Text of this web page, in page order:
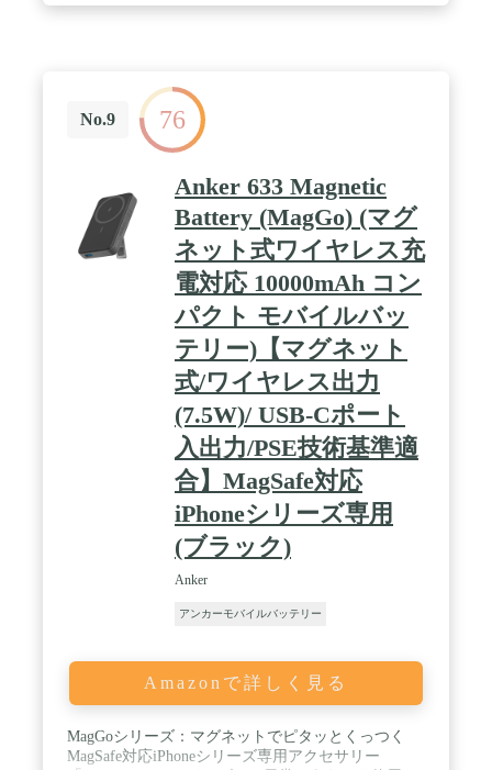
体への充電が可能。スマホなどに充電器として使用
しつつモバイルバッテリーにも充電されるため、充
電忘れの心配がありません。※お使いのデバイスへ
の充電が優先され、充電が完了次第バッテリー本体
への充電が開始します / パッケージ内容：Anker
Power Bank (30W, Fusion, Built-In USB-C ケーブル)
、取扱説明書、カスタマーサポート
No.9 76
Anker 633 Magnetic
Battery (MagGo) (マグ
ネット式ワイヤレス充
電対応 10000mAh コン
パクト モバイルバッ
テリー)【マグネット
式/ワイヤレス出力
(7.5W)/ USB-Cポート
入出力/PSE技術基準適
合】MagSafe対応
iPhoneシリーズ専用
(ブラック)
Anker
アンカーモバイルバッテリー
Amazonで詳しく見る
MagGoシリーズ：マグネットでピタッとくっつく
MagSafe対応iPhoneシリーズ専用アクセサリー